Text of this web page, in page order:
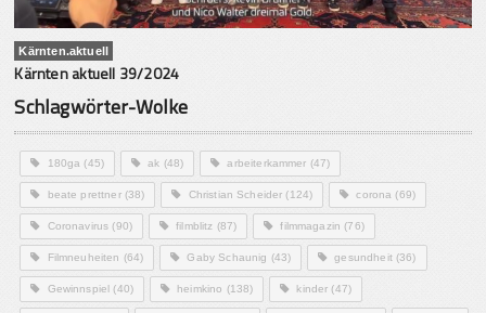
Kärnten.aktuell
Kärnten aktuell 39/2024
Schlagwörter-Wolke
180ga (45) ak (48) arbeiterkammer (47)
beate prettner(38) Christian Scheider (124) corona (69)
Coronavirus (90) filmblitz (87) filmmagazin (76)
Filmneuheiten (64) Gaby Schaunig (43) gesundheit(36)
Gewinnspiel (40) heimkino (138) kinder (47)